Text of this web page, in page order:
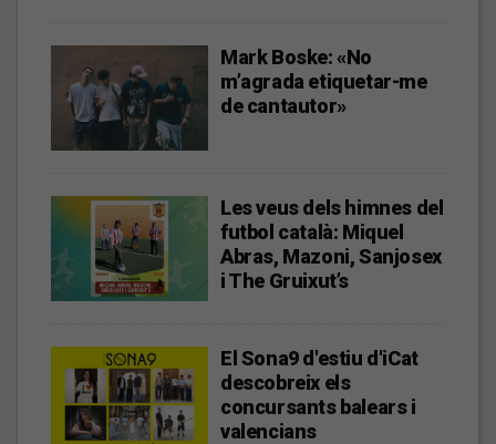
Mark Boske: «No
m’agrada etiquetar-me
de cantautor»
Les veus dels himnes del
futbol català: Miquel
Abras, Mazoni, Sanjosex
i The Gruixut’s
El Sona9 d'estiu d'iCat
descobreix els
concursants balears i
valencians